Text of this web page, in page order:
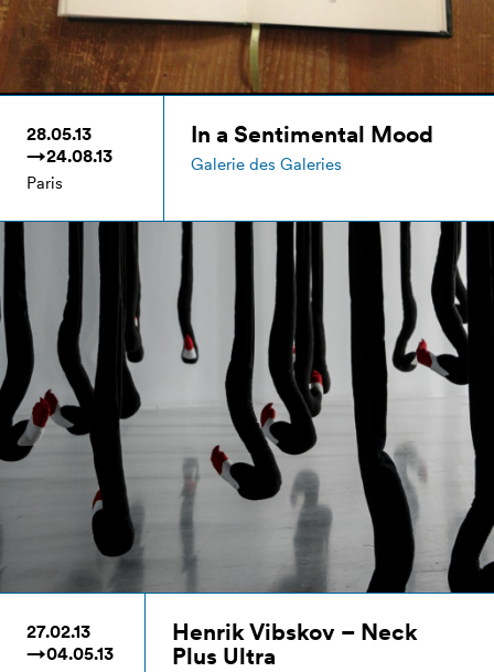
28.05.13
→24.08.13
Paris
In a Sentimental Mood
Galerie des Galeries
27.02.13
→04.05.13
Henrik Vibskov – Neck
Plus Ultra